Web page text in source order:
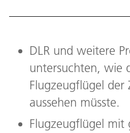
DLR und weitere
untersuchten, wie
Flugzeugflügel der
aussehen müsste.
Flugzeugflügel mit